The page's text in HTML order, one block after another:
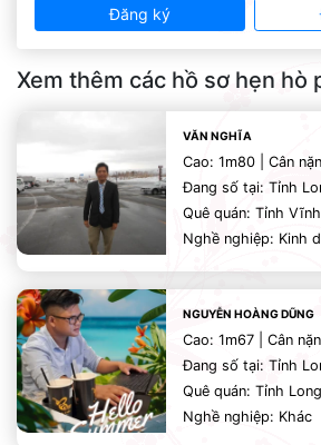
Đăng ký
Xem thêm các hồ sơ hẹn hò
VĂN NGHĨA
Cao: 1m80 | Cân
Đang số tại: Tỉnh
Quê quán: Tỉnh
Nghề nghiệp: Kinh
NGUYỄN HOÀNG DŨNG
Cao: 1m67 | Cân
Đang số tại: Tỉnh
Quê quán: Tỉnh
Nghề nghiệp: Khác